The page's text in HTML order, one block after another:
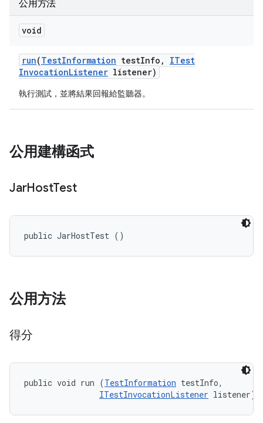
公用方法
void
run(TestInformation testInfo ,
ITest
InvocationListener listener)
執行測試，並將結果回報給監聽器。
公用建構函式
JarHostTest
public JarHostTest ()
公用方法
得分
public void run (TestInformation testInfo,
ITestInvocationListener listener)